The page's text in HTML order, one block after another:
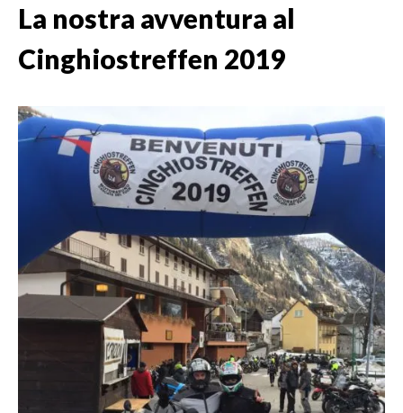
La nostra avventura al
Cinghiostreffen 2019